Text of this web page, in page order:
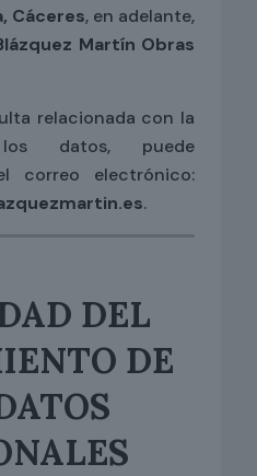
Cáceres, en adelante,
Martín Obras
relacionada con la
datos, puede
correo electrónico:
.
DEL
DE